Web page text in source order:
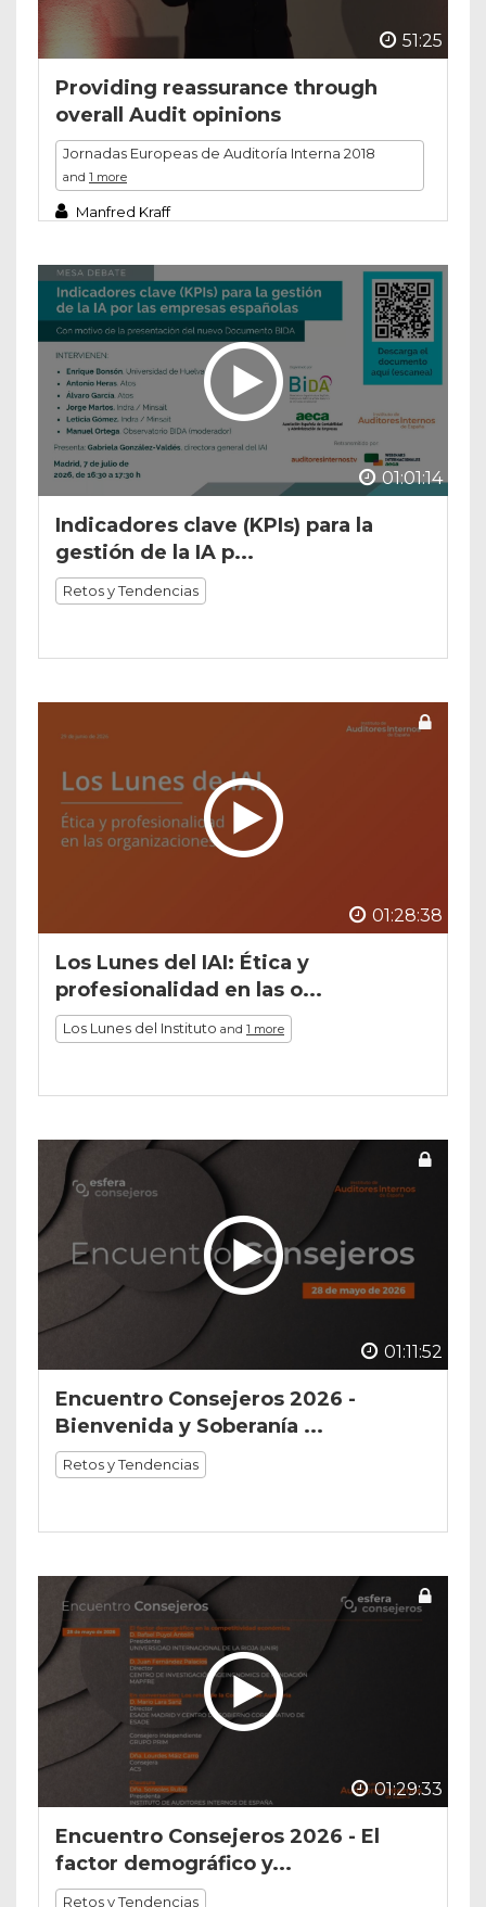
51:25
Providing reassurance through
overall Audit opinions
Jornadas Europeas de Auditoría Interna 2018
and 1 more
Manfred Kraff
01:01:14
Indicadores clave (KPIs) para la
gestión de la IA p...
Retos y Tendencias
01:28:38
Los Lunes del IAI: Ética y
profesionalidad en las o...
Los Lunes del Instituto and 1 more
01:11:52
Encuentro Consejeros 2026 -
Bienvenida y Soberanía ...
Retos y Tendencias
01:29:33
Encuentro Consejeros 2026 - El
factor demográfico y...
Retos y Tendencias